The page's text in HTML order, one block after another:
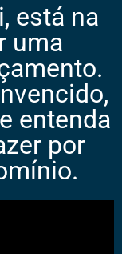
está na
uma
entenda
por